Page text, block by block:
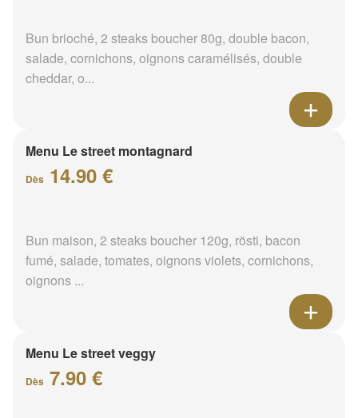
Bun brioché, 2 steaks boucher 80g, double bacon,
salade, cornichons, oignons caramélisés, double
cheddar, o...
Menu Le street montagnard
Dès 14.90 €
Bun maison, 2 steaks boucher 120g, rösti, bacon
fumé, salade, tomates, oignons violets, cornichons,
oignons ...
Menu Le street veggy
Dès 7.90 €